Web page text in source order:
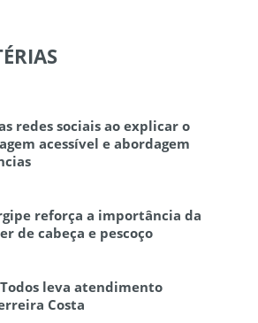
redes sociais ao explicar o
acessível e abordagem
reforça a importância da
de cabeça e pescoço
leva atendimento
Costa